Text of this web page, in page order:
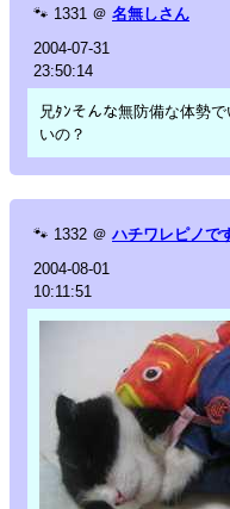
🐾 1331 ＠ 名無しさん
2004-07-31
23:50:14
兄ﾀﾝそんな無防備な体勢
いの？
🐾 1332 ＠ ハチワレピノで
2004-08-01
10:11:51